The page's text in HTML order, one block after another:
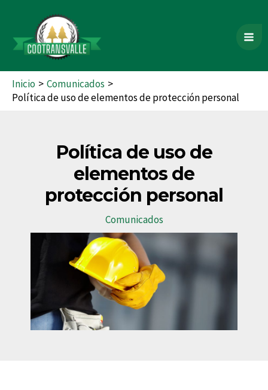
contenido
Inicio
Comunicados
Política de uso de elementos de protección personal
Política de uso de
elementos de
protección personal
Comunicados